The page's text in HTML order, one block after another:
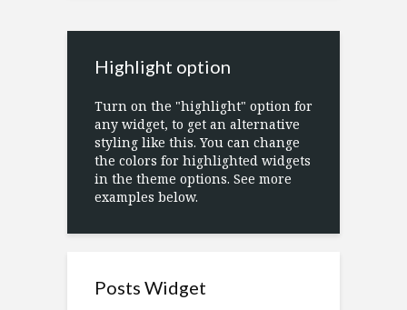
Highlight option
Turn on the "highlight" option for
any widget, to get an alternative
styling like this. You can change
the colors for highlighted widgets
in the theme options. See more
examples below.
Posts Widget